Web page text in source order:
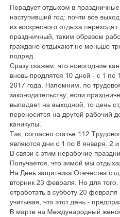
Порадует отдыхом в
наступивший год: почти все
из воскресного отдыха переходят
праздничный, таким образом
граждане отдыхают не меньше
подряд.
Сразу скажем, что новогодние
вновь продлятся 10 дней - с 1 по
2017 года. Напомним, по
законодательству, если
выпадает на выходной, то день
переносится на другой рабочий
каникулы.
Так, согласно статье 112
являются дни с 1 по 8 января. 2
В связи с этим нерабочие
Получается, что зимой мы
На День защитника Отечества
вторник 23 февраля. Но для
отработать в субботу 20
учитывая, что этот день -
В марте на Международный